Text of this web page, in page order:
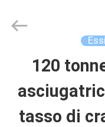
CASA
PRODOTTI
ZENVO
TECHNOLOGY
120
tasso di